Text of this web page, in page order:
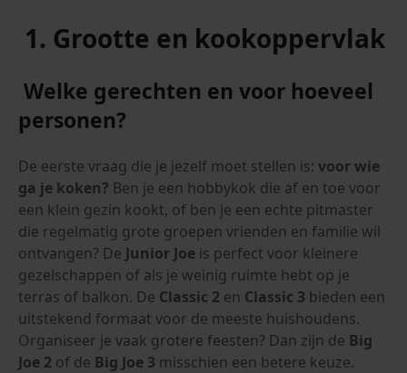
1. Grootte en kookoppervlak
Welke gerechten en voor hoeveel
personen?
De eerste vraag die je jezelf moet stellen is: voor wie
ga je koken? Ben je een hobbykok die af en toe voor
een klein gezin kookt, of ben je een echte pitmaster
die regelmatig grote groepen vrienden en familie wil
ontvangen? De Junior Joe is perfect voor kleinere
gezelschappen of als je weinig ruimte hebt op je
terras of balkon. De Classic 2 en Classic 3 bieden een
uitstekend formaat voor de meeste huishoudens.
Organiseer je vaak grotere feesten? Dan zijn de Big
Joe 2 of de Big Joe 3 misschien een betere keuze.